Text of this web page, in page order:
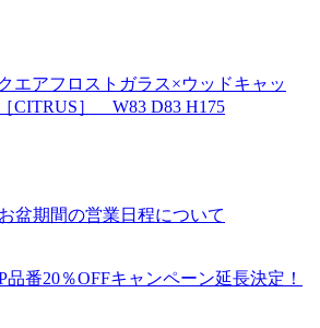
アフロストガラス×ウッドキャッ
］ W83 D83 H175
お盆期間の営業日程について
品番20％OFFキャンペーン延長決定！